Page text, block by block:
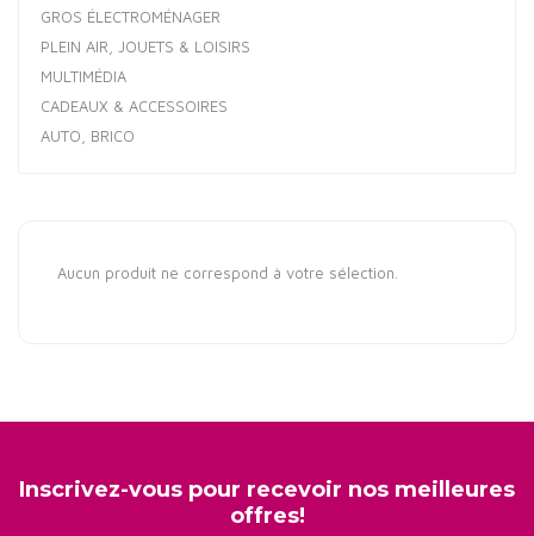
GROS ÉLECTROMÉNAGER
PLEIN AIR, JOUETS & LOISIRS
MULTIMÉDIA
CADEAUX & ACCESSOIRES
AUTO, BRICO
Aucun produit ne correspond à votre sélection.
Inscrivez-vous pour recevoir nos meilleures
offres!